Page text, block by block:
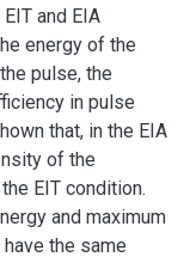
and EIA
energy of the
pulse, the
in pulse
that, in the EIA
of the
EIT condition.
and maximum
the same